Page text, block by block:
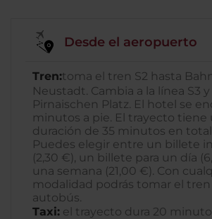
Desde el aeropuerto
Tren:toma el tren S2 hasta
Neustadt. Cambia a la línea S3
Pirnaischen Platz. El hotel se
minutos a pie. El trayecto tiene
duración de 35 minutos en
Puedes elegir entre un billete
(2,30 €), un billete para un día
una semana (21,00 €). Con
modalidad podrás tomar el tren
autobús.
Taxi: el trayecto dura 20